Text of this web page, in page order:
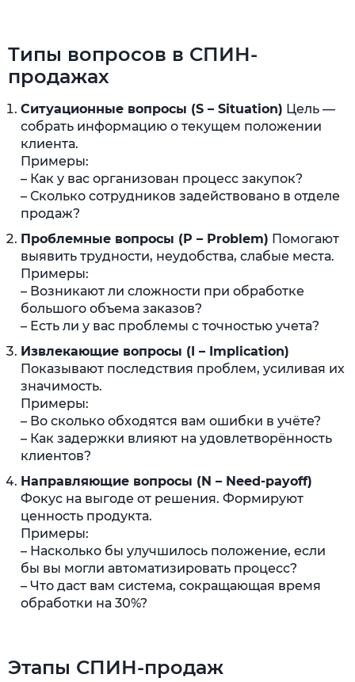
Типы вопросов в СПИН-
продажах
Ситуационные вопросы (S – Situation) Цель —
собрать информацию о текущем положении
клиента.
Примеры:
– Как у вас организован процесс закупок?
– Сколько сотрудников задействовано в отделе
продаж?
Проблемные вопросы (P – Problem) Помогают
выявить трудности, неудобства, слабые места.
Примеры:
– Возникают ли сложности при обработке
большого объема заказов?
– Есть ли у вас проблемы с точностью учета?
Извлекающие вопросы (I – Implication)
Показывают последствия проблем, усиливая их
значимость.
Примеры:
– Во сколько обходятся вам ошибки в учёте?
– Как задержки влияют на удовлетворённость
клиентов?
Направляющие вопросы (N – Need-payoff)
Фокус на выгоде от решения. Формируют
ценность продукта.
Примеры:
– Насколько бы улучшилось положение, если
бы вы могли автоматизировать процесс?
– Что даст вам система, сокращающая время
обработки на 30%?
Этапы СПИН-продаж